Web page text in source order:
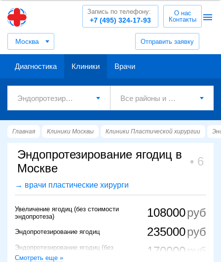
Москва Отправить заявку
+7 (495) 324-17-93
Запись по телефону:
О нас
Контакты
Диагностика Клиники Врачи
Главная Клиники Москвы Клиники Пластической хирургии
Эндопротезирование ягодиц в
Москве
6
→ врачи пластические хирурги
Увеличение ягодиц (без стоимости
эндопротеза)
108000
Эндопротезирование ягодиц 235000
Эндопротезирование ягодиц (без
имплантатов)
170000
Смотреть еще »